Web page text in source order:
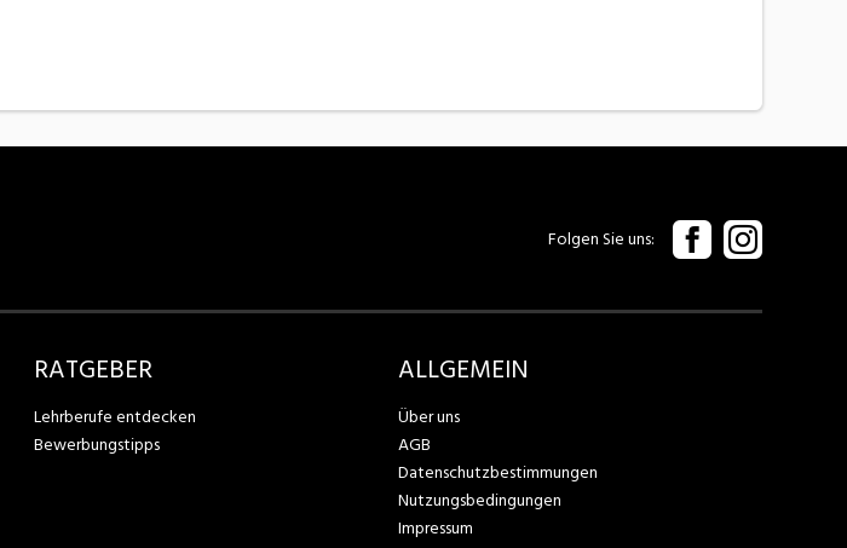
Folgen Sie uns
RATGEBER
Lehrberufe entdecken
Bewerbungstipps
ALLGEMEIN
Über uns
AGB
Datenschutzbestimmungen
Nutzungsbedingungen
Impressum